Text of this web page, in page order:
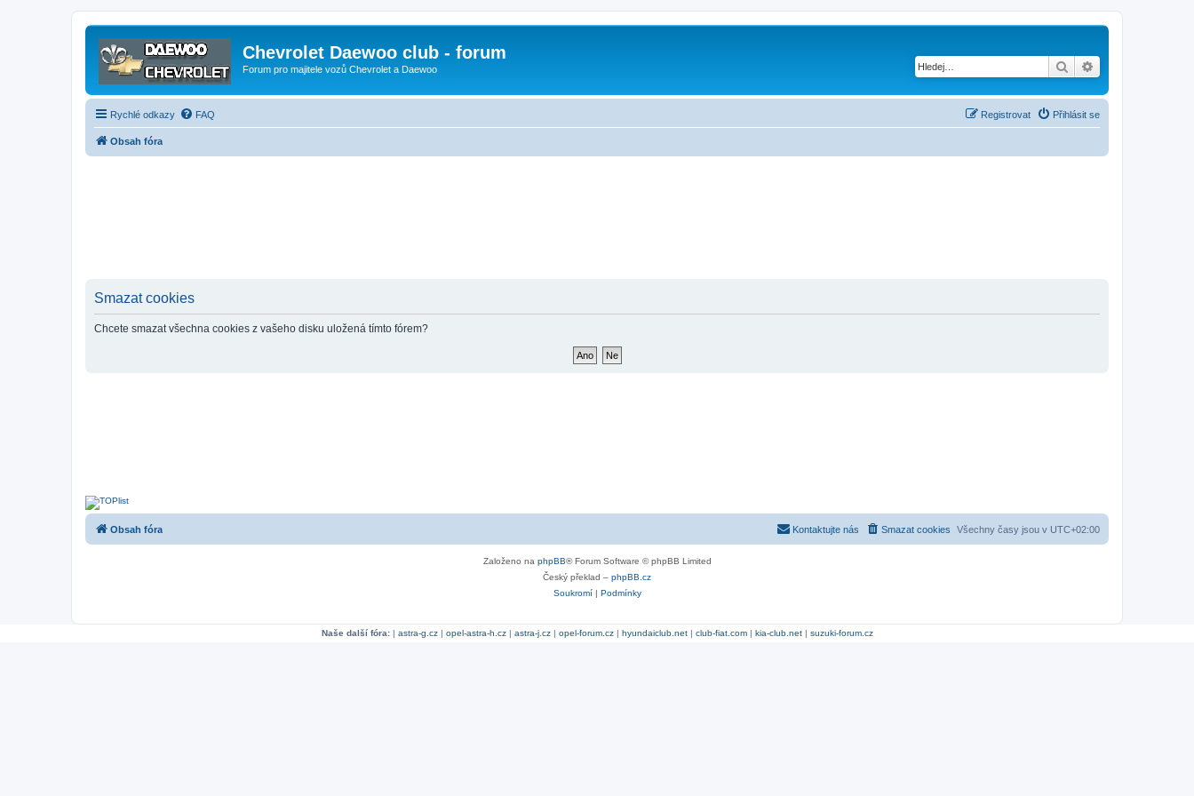
Chevrolet Daewoo club - forum
Forum pro majitele vozů Chevrolet a Daewoo Hledat
Rychlé odkazy FAQ Přihlásit se
Registrovat
Obsah fóra
Smazat cookies
Chcete smazat všechna cookies z vašeho disku uložená tímto fórem?
Obsah fóra Všechny časy jsou v UTC+02:00
Smazat cookies
Kontaktujte nás
Založeno na phpBB® Forum Software © phpBB Limited
Český překlad – phpBB.cz
Soukromí| Podmínky
Naše další fóra:| astra-g.cz| opel-astra-h.cz| astra-j.cz| opel-forum.cz| hyundaiclub.net| club-fiat.com| kia-club.net| suzuki-forum.cz